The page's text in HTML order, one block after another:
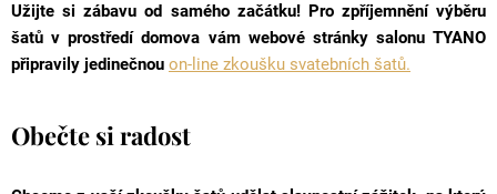
Užijte si zábavu od samého začátku! Pro zpříjemnění výběru
šatů v prostředí domova vám webové stránky salonu TYANO
připravily jedinečnou on-line zkoušku svatebních šatů.
Obečte si radost